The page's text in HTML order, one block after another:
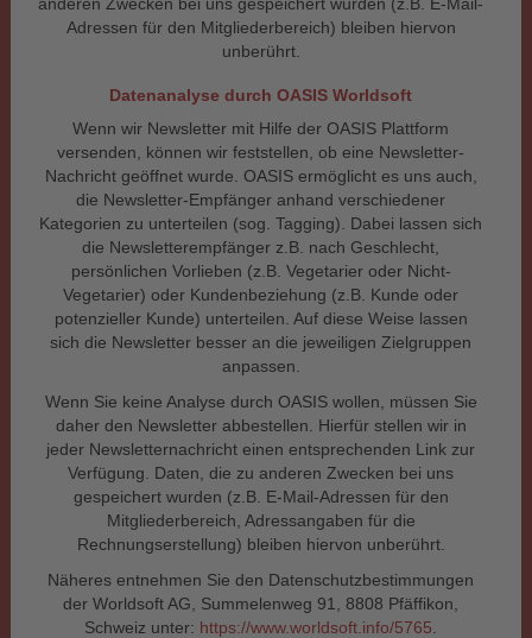
Adressen für den Mitgliederbereich) bleiben hiervon
unberührt.
Datenanalyse durch OASIS Worldsoft
Wenn wir Newsletter mit Hilfe der OASIS Plattform
versenden, können wir feststellen, ob eine Newsletter-
Nachricht geöffnet wurde. OASIS ermöglicht es uns auch,
die Newsletter-Empfänger anhand verschiedener
Kategorien zu unterteilen (sog. Tagging). Dabei lassen sich
die Newsletterempfänger z.B. nach Geschlecht,
persönlichen Vorlieben (z.B. Vegetarier oder Nicht-
Vegetarier) oder Kundenbeziehung (z.B. Kunde oder
potenzieller Kunde) unterteilen. Auf diese Weise lassen
sich die Newsletter besser an die jeweiligen Zielgruppen
anpassen.
Wenn Sie keine Analyse durch OASIS wollen, müssen Sie
daher den Newsletter abbestellen. Hierfür stellen wir in
jeder Newsletternachricht einen entsprechenden Link zur
Verfügung. Daten, die zu anderen Zwecken bei uns
gespeichert wurden (z.B. E-Mail-Adressen für den
Mitgliederbereich, Adressangaben für die
Rechnungserstellung) bleiben hiervon unberührt.
Näheres entnehmen Sie den Datenschutzbestimmungen
der Worldsoft AG, Summelenweg 91, 8808 Pfäffikon,
Schweiz unter: https://www.worldsoft.info/5765